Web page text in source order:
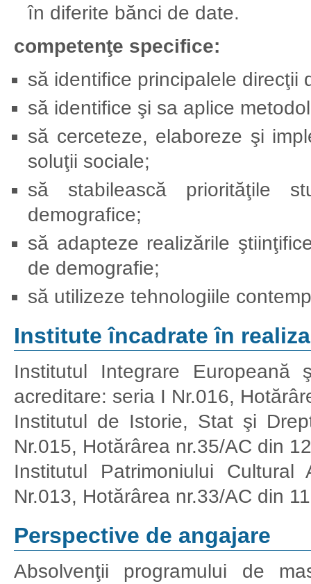
în diferite bănci de date.
competenţe specifice:
să identifice principalele
să identifice şi sa aplice
să cerceteze, elaboreze şi
soluţii sociale;
să stabilească priorităţile
demografice;
să adapteze realizările
de demografie;
să utilizeze tehnologiile
Institute încadrate în
Institutul Integrare
acreditare: seria I Nr.016,
Institutul de Istorie, Stat şi
Nr.015, Hotărârea nr.35/AC din
Institutul Patrimoniului
Nr.013, Hotărârea nr.33/AC din
Perspective de angajare
Absolvenţii programului de